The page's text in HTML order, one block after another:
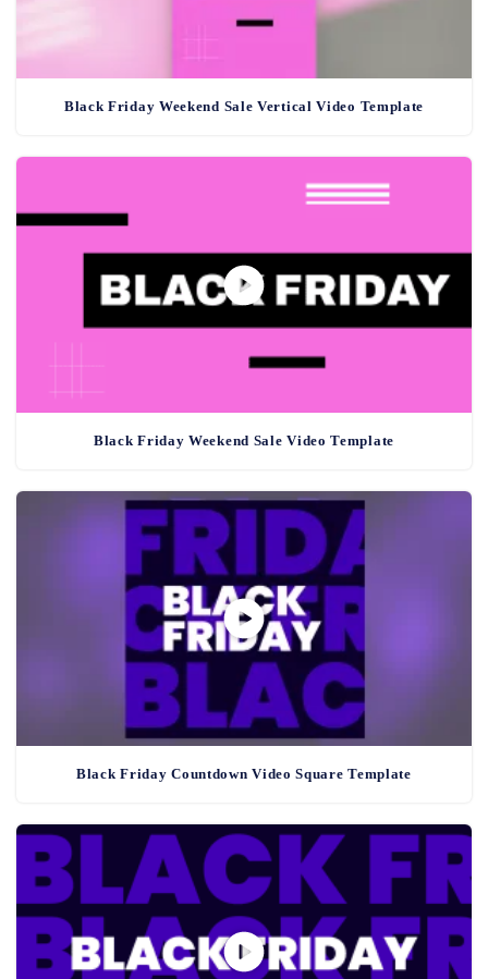
Black Friday Weekend Sale Vertical Video Template
Black Friday Weekend Sale Video Template
Black Friday Countdown Video Square Template